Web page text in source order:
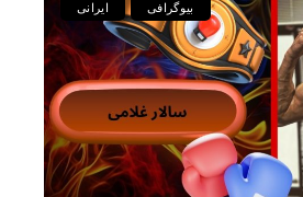
ایرانی بیوگرافی